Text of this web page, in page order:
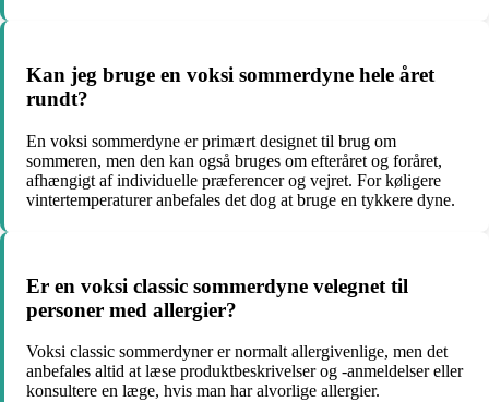
Kan jeg bruge en voksi sommerdyne hele året
rundt?
En voksi sommerdyne er primært designet til brug om
sommeren, men den kan også bruges om efteråret og foråret,
afhængigt af individuelle præferencer og vejret. For køligere
vintertemperaturer anbefales det dog at bruge en tykkere dyne.
Er en voksi classic sommerdyne velegnet til
personer med allergier?
Voksi classic sommerdyner er normalt allergivenlige, men det
anbefales altid at læse produktbeskrivelser og -anmeldelser eller
konsultere en læge, hvis man har alvorlige allergier.